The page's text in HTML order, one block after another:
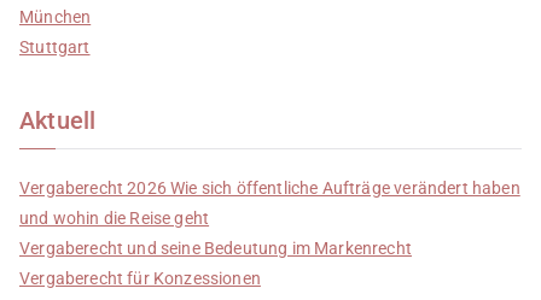
München
Stuttgart
Aktuell
Vergaberecht 2026 Wie sich öffentliche Aufträge verändert haben
und wohin die Reise geht
Vergaberecht und seine Bedeutung im Markenrecht
Vergaberecht für Konzessionen